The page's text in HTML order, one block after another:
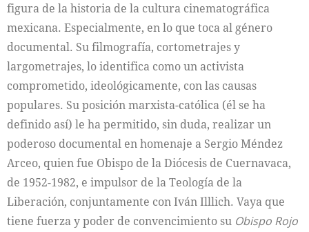
figura de la historia de la cultura cinematográfica
mexicana. Especialmente, en lo que toca al género
documental. Su filmografía, cortometrajes y
largometrajes, lo identifica como un activista
comprometido, ideológicamente, con las causas
populares. Su posición marxista-católica (él se ha
definido así) le ha permitido, sin duda, realizar un
poderoso documental en homenaje a Sergio Méndez
Arceo, quien fue Obispo de la Diócesis de Cuernavaca,
de 1952-1982, e impulsor de la Teología de la
Liberación, conjuntamente con Iván Illlich. Vaya que
tiene fuerza y poder de convencimiento su Obispo Rojo